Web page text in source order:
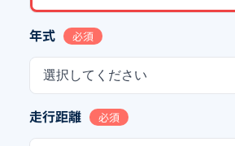
年式 必須
選択してください
走行距離 必須